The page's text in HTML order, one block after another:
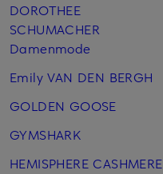
DOROTHEE
SCHUMACHER
Damenmode
Emily VAN DEN BERGH
GOLDEN GOOSE
GYMSHARK
HEMISPHERE CASHMERE